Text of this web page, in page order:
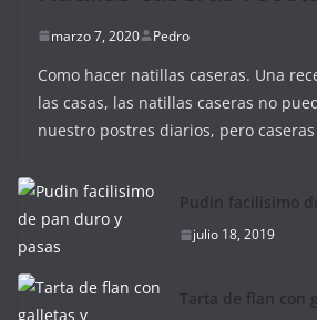
marzo 7, 2020 Pedro
Como hacer natillas caseras. Una
las casas, las natillas caseras no
nuestro postres diarios, pero
Pudin facilisimo
julio 18, 2019
Tarta de flan con